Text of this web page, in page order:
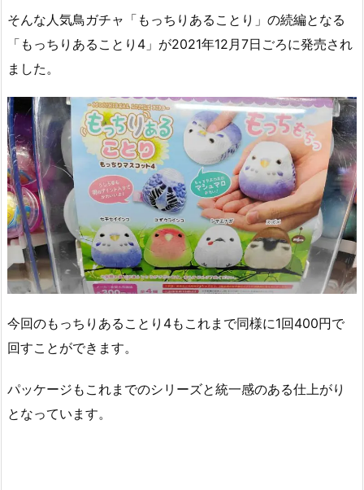
そんな人気鳥ガチャ「もっちりあることり」の続編となる
「もっちりあることり4」が2021年12月7日ごろに発売され
ました。
今回のもっちりあることり4もこれまで同様に1回400円で
回すことができます。
パッケージもこれまでのシリーズと統一感のある仕上がり
となっています。